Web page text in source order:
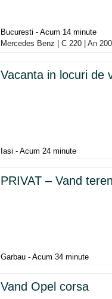
Bucuresti - Acum 14 minute
Mercedes Benz | C 220 | An
Vacanta in locuri de
Iasi - Acum 24 minute
PRIVAT – Vand
Garbau - Acum 34 minute
Vand Opel corsa